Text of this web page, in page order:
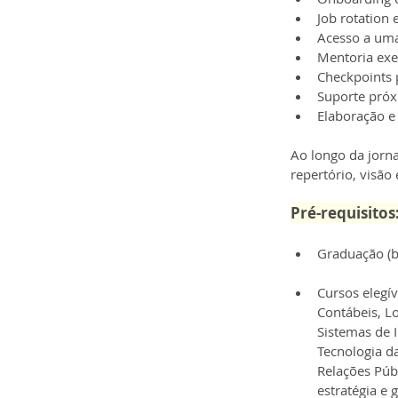
Job rotation
Acesso a
Mentoria
Suporte
Elaboração
Ao longo da
repertório, visão
Pré-
Graduação
Cursos
Contábeis,
Sistemas de
Tecnologia
Relações
estratégia e